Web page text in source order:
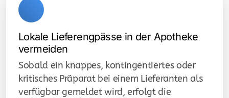
Lokale Lieferengpässe in der Apotheke
vermeiden
Sobald ein knappes, kontingentiertes oder
kritisches Präparat bei einem Lieferanten als
verfügbar gemeldet wird, erfolgt die